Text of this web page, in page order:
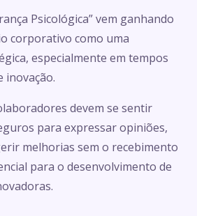
Psicológica” vem ganhando
corporativo como uma
especialmente em tempos
inovação.
devem se sentir
para expressar opiniões,
melhorias sem o recebimento
para o desenvolvimento de